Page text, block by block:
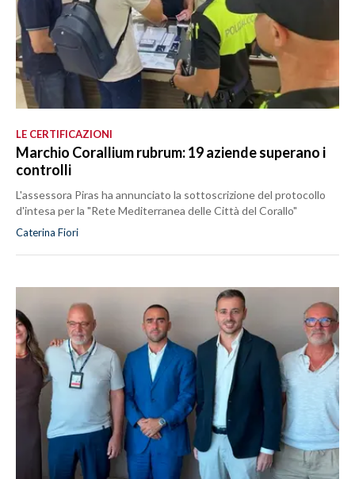
LE CERTIFICAZIONI
Marchio Corallium rubrum: 19 aziende superano i
controlli
L'assessora Piras ha annunciato la sottoscrizione del protocollo
d'intesa per la "Rete Mediterranea delle Città del Corallo"
Caterina Fiori